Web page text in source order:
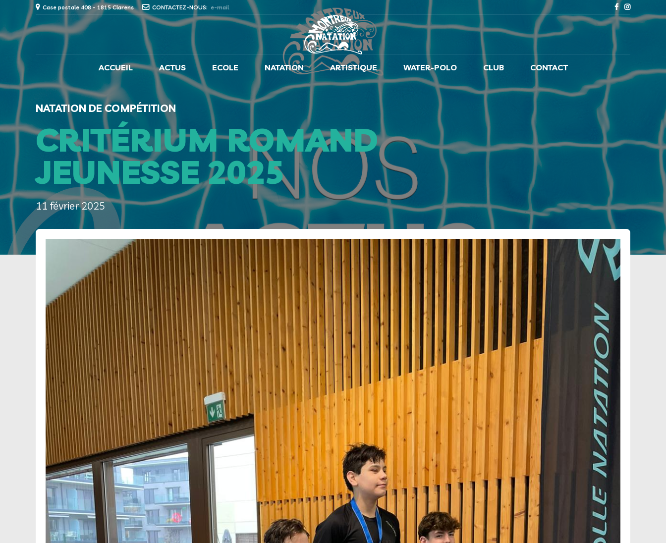
Case postale 408 - 1815 Clarens CONTACTEZ-NOUS: e-mail
ACCUEIL ACTUS ECOLE NATATION ARTISTIQUE WATER-POLO CLUB CONTACT
NATATION DE COMPÉTITION
CRITÉRIUM ROMAND
JEUNESSE 2025
11 février 2025